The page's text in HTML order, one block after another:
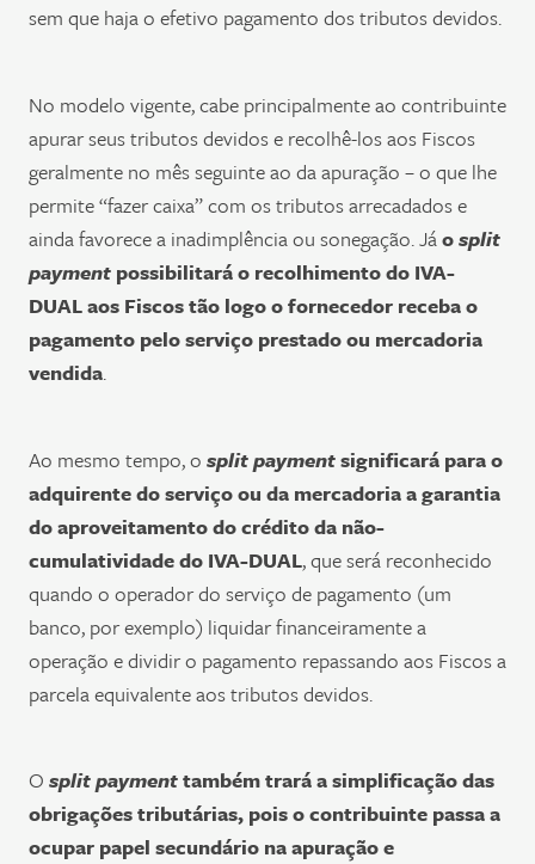
sem que haja o efetivo pagamento dos tributos devidos.
No modelo vigente, cabe principalmente ao contribuinte
apurar seus tributos devidos e recolhê-los aos Fiscos
geralmente no mês seguinte ao da apuração – o que lhe
permite “fazer caixa” com os tributos arrecadados e
ainda favorece a inadimplência ou sonegação. Jáosplit
payment possibilitará o recolhimento do IVA-
DUAL aos Fiscos tão logo o fornecedor receba o
pagamento pelo serviço prestado ou mercadoria
vendida.
Ao mesmo tempo, o split paymentsignificará para o
adquirente do serviço ou da mercadoria a garantia
do aproveitamento do crédito da não-
cumulatividade do IVA-DUAL, que será reconhecido
quando o operador do serviço de pagamento (um
banco, por exemplo) liquidar financeiramente a
operação e dividir o pagamento repassando aos Fiscos a
parcela equivalente aos tributos devidos.
O split paymenttambém trará asimplificação das
obrigações tributárias, pois o contribuinte passa a
ocupar papel secundário na apuração e